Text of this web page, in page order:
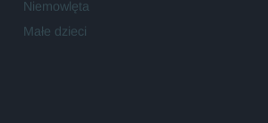
Niemowlęta
Małe dzieci